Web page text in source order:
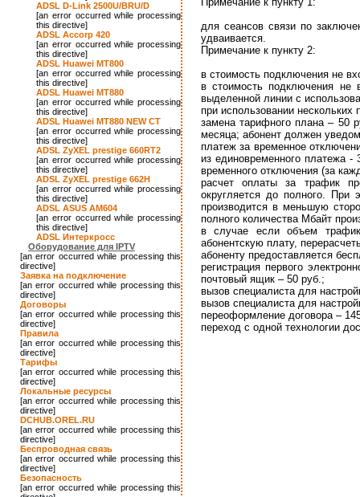
ADSL D-Link 2500U/BRU/D
[an error occurred while processing
this directive]
ADSL Accorp 420
[an error occurred while processing
this directive]
ADSL Huawei MT800
[an error occurred while processing
this directive]
ADSL Huawei MT880
[an error occurred while processing
this directive]
ADSL Huawei MT880 NEW CT
[an error occurred while processing
this directive]
ADSL ZyXEL prestige 660RT2
[an error occurred while processing
this directive]
ADSL ZyXEL prestige 662H
[an error occurred while processing
this directive]
ADSL ASUS AM604
[an error occurred while processing
this directive]
ADSL Интеркросс
Оборудование для IPTV
[an error occurred while processing this
directive]
Заявка на подключение
[an error occurred while processing this
directive]
Договоры
[an error occurred while processing this
directive]
Правила
[an error occurred while processing this
directive]
Тарифы
[an error occurred while processing this
directive]
Локальные ресурсы
[an error occurred while processing this
directive]
DCHUB.OREL.RU
[an error occurred while processing this
directive]
Беспроводная связь
[an error occurred while processing this
directive]
Безопасность
[an error occurred while processing this
для сеансов связи по
удваивается.
Примечание к пункту 2:
в стоимость подключения не
в стоимость подключения не
выделенной линии с
при использовании
замена тарифного плана – 50
месяца; абонент должен
платеж за временное
из единовременного платежа -
временного отключения (за
расчет оплаты за трафик
округляется до полного. При
производится в меньшую
полного количества Мбайт
в случае если объем
абонентскую плату,
абоненту предоставляется
регистрация первого
почтовый ящик – 50 руб.;
вызов специалиста для
вызов специалиста для
переоформление договора –
переход с одной технологии